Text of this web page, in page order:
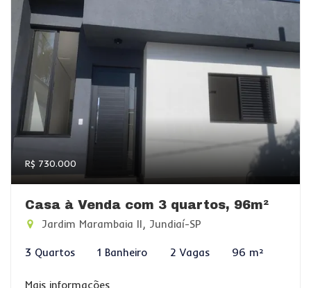
R$ 730.000
Casa à Venda com 3 quartos, 96m²
Jardim Marambaia II, Jundiaí-SP
3 Quartos 1 Banheiro 2 Vagas 96 m²
Mais informações